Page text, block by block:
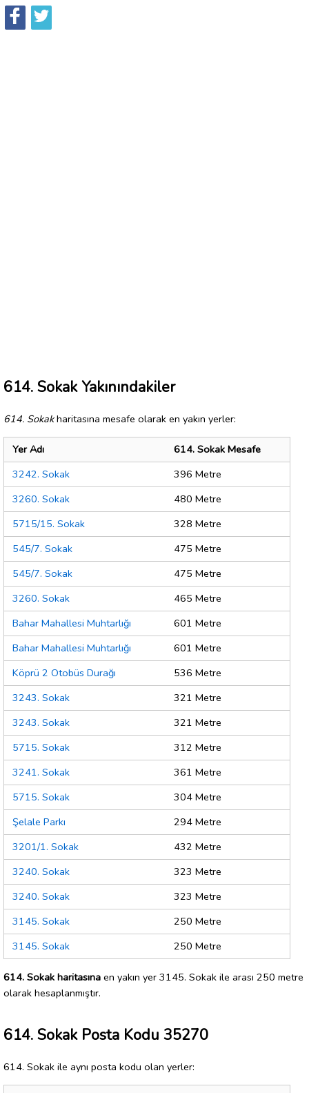
614. Sokak Yakınındakiler
614. Sokakharitasına mesafe olarak en yakın yerler:
Yer Adı
614. Sokak Mesafe
3242. Sokak
396 Metre
3260. Sokak
480 Metre
5715/15. Sokak
328 Metre
545/7. Sokak
475 Metre
545/7. Sokak
475 Metre
3260. Sokak
465 Metre
Bahar Mahallesi Muhtarlığı
601 Metre
Bahar Mahallesi Muhtarlığı
601 Metre
Köprü 2 Otobüs Durağı
536 Metre
3243. Sokak
321 Metre
3243. Sokak
321 Metre
5715. Sokak
312 Metre
3241. Sokak
361 Metre
5715. Sokak
304 Metre
Şelale Parkı
294 Metre
3201/1. Sokak
432 Metre
3240. Sokak
323 Metre
3240. Sokak
323 Metre
3145. Sokak
250 Metre
3145. Sokak
250 Metre
614. Sokak haritasına en yakın yer 3145. Sokak ile arası 250 metre
olarak hesaplanmıştır.
614. Sokak Posta Kodu 35270
614. Sokak ile aynı posta kodu olan yerler: